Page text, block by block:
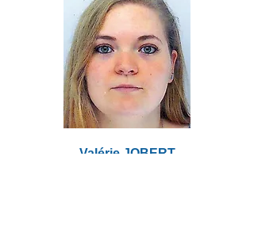
Valérie JOBERT